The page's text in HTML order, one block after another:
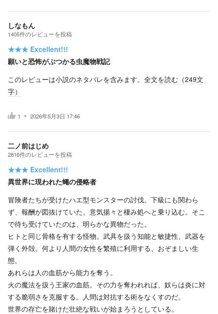
しなもん
1405件のレビューを投稿
★★★ Excellent!!!
願いと恐怖がぶつかる虫魔物戦記
このレビューは小説のネタバレを含みます。 全文を読む（249文
字）
1 2026年5月3日 17:46
二ノ前はじめ
2816件のレビューを投稿
★★★ Excellent!!!
異世界に現われた蠅の侵略者
冒険者たちが受けたハエ型モンスターの討伐。下級にも関わら
ず、報酬が図抜けていた。意気揚々と棲み処へと乗り込む。そこ
で待ち受けていたのは、明らかな異物だった。
ヒトと同じ骨格を有する怪物。武具を扱う知能と敏捷性、武器を
弾く外殻。何より人間の女性を繁殖に利用する、おぞましい生
態。
あれらは人の血筋から能力を奪う。
火の魔法を扱う王家の血筋。その力を奪われれば、奴らは炎に対
する脆弱さを克服する。人間は対抗する術をなくすのだ。
世界の存亡を賭けた壮絶な戦いが始まろうとしている。